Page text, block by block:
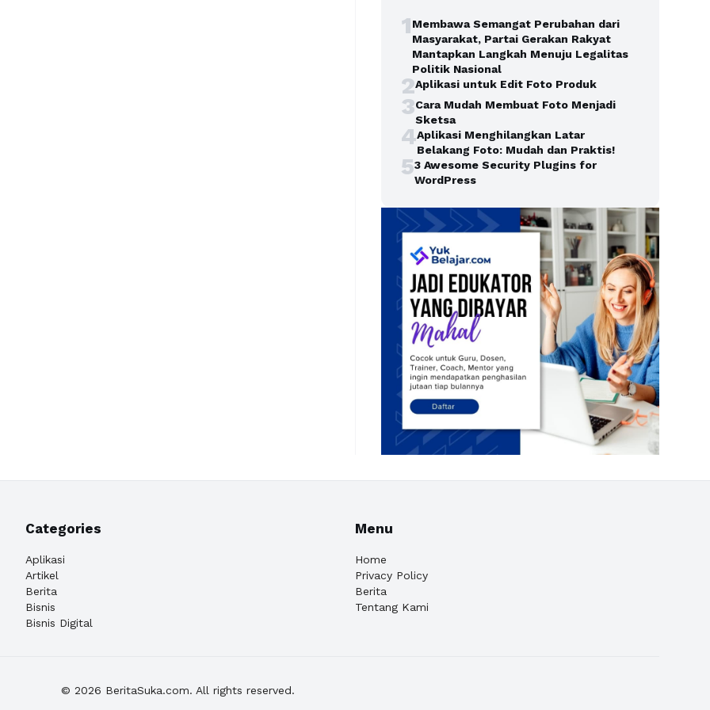
1Membawa Semangat Perubahan dari
Masyarakat, Partai Gerakan Rakyat
Mantapkan Langkah Menuju Legalitas
Politik Nasional
2Aplikasi untuk Edit Foto Produk
3Cara Mudah Membuat Foto Menjadi
Sketsa
4Aplikasi Menghilangkan Latar
Belakang Foto: Mudah dan Praktis!
53 Awesome Security Plugins for
WordPress
Categories
Aplikasi
Artikel
Berita
Bisnis
Bisnis Digital
Menu
Home
Privacy Policy
Berita
Tentang Kami
© 2026 BeritaSuka.com. All rights reserved.